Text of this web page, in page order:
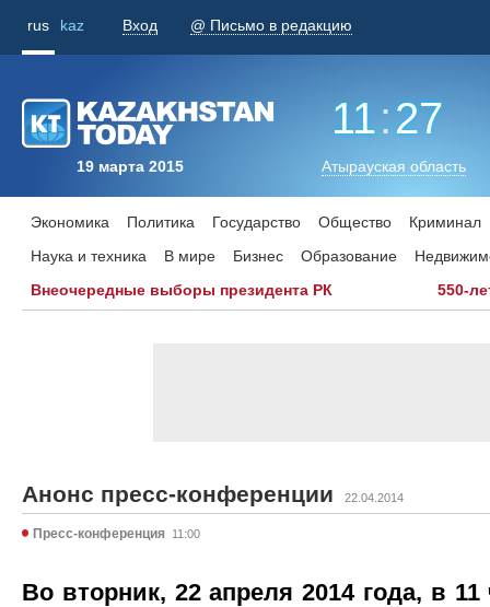
rus kaz Вход @ Письмо в редакцию
19 марта 2015
11:27
Атырауская область
Экономика Политика Государство Общество
Криминал
Наука и техника
В мире Бизнес Образование
Внеочередные выборы президента РК
550-
Анонс пресс-конференции 22.04.2014
Пресс-конференция 11:00
Во вторник, 22 апреля 2014 года, в